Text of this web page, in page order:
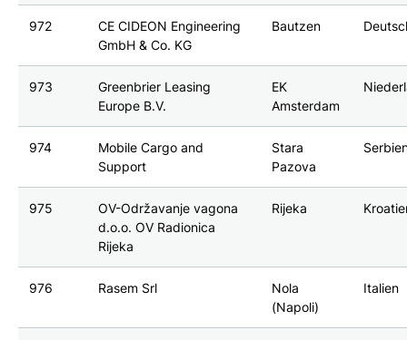
972
CE CIDEON Engineering
GmbH & Co. KG
Bautzen
973
Greenbrier Leasing
Europe B.V.
EK
Amsterdam
974
Mobile Cargo and
Support
Stara
Pazova
975
OV-Održavanje vagona
d.o.o. OV Radionica
Rijeka
Rijeka
976 Rasem Srl
Nola
(Napoli)
Italien